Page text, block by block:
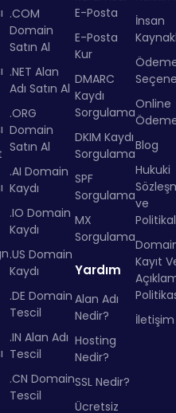
.COM
Domain
Satın Al
.NET Alan
Adı Satın Al
.ORG
Domain
Satın Al
.AI Domain
Kaydı
.IO Domain
Kaydı
.US Domain
Kaydı
.DE Domain
Tescil
.IN Alan Adı
Tescil
.CN Domain
Tescil
E-Posta
E-Posta
Kur
DMARC
Kaydı
Sorgulama
DKIM Kaydı
Sorgulama
SPF
Sorgulama
MX
Sorgulama
Yardım
Alan Adı
Nedir?
Hosting
Nedir?
SSL Nedir?
Ücretsiz
İnsan
Online
Blog
Hukuki
ve
Kayıt
İletişim